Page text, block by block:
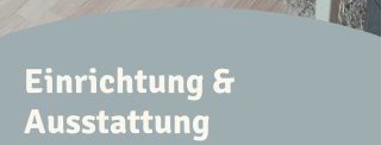
Einrichtung &
Ausstattung